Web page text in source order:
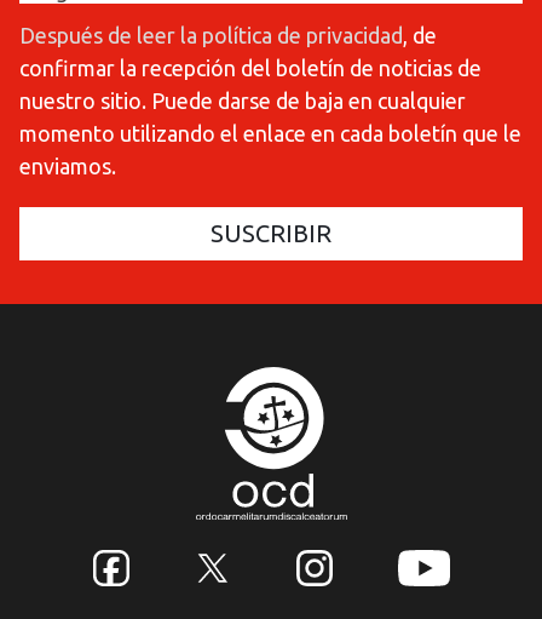
Después de leer la política de privacidad , de
confirmar la recepción del boletín de noticias de
nuestro sitio. Puede darse de baja en cualquier
momento utilizando el enlace en cada boletín que le
enviamos.